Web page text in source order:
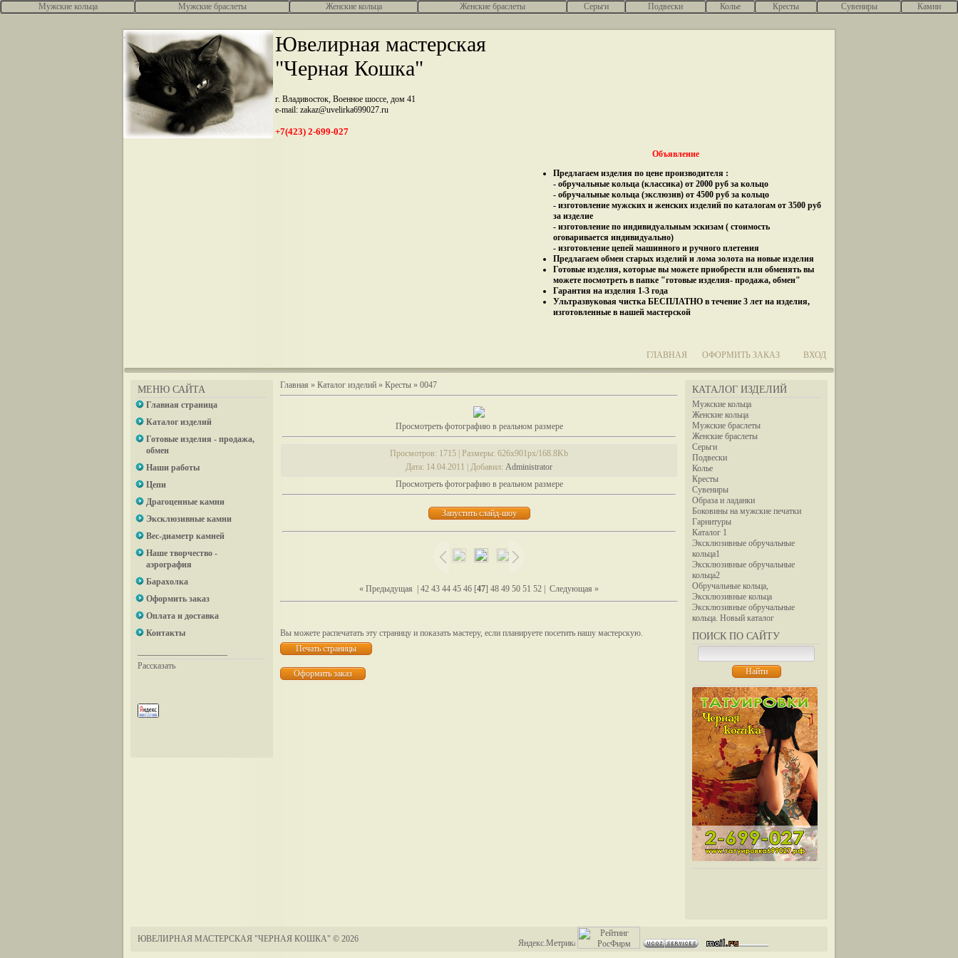
Мужские кольца Мужские браслеты Женcкие кольца Женские браслеты Серьги Подвески Колье Кресты Сувениры Камни
.
Ювелирная мастерская
"Черная Кошка"
г. Владивосток, Военное шоссе, дом 41
e-mail: zakaz@uvelirka699027.ru
+7(423) 2-699-027
Объявление
Предлагаем изделия по цене производителя :
- обручальные кольца (классика) от 2000 руб за кольцо
- обручальные кольца (экслюзив) от 4500 руб за кольцо
- изготовление мужских и женских изделий по каталогам от 3500 руб
за изделие
- изготовление по индивидуальным эскизам ( стоимость
оговаривается индивидуально)
- изготовление цепей машинного и ручного плетения
Предлагаем обмен старых изделий и лома золота на новые изделия
Готовые изделия, которые вы можете приобрести или обменять вы
можете посмотреть в папке "готовые изделия- продажа, обмен"
Гарантия на изделия 1-3 года
Ультразвуковая чистка БЕСПЛАТНО в течение 3 лет на изделия,
изготовленные в нашей мастерской
ГЛАВНАЯ ОФОРМИТЬ ЗАКАЗ ВХОД
МЕНЮ САЙТА
Главная страница
Каталог изделий
Готовые изделия - продажа,
обмен
Наши работы
Цепи
Драгоценные камни
Эксклюзивные камни
Вес-диаметр камней
Наше творчество -
аэрография
Барахолка
Оформить заказ
Оплата и доставка
Контакты
Рассказать
КАТАЛОГ ИЗДЕЛИЙ
Мужские кольца
Женские кольца
Мужские браслеты
Женские браслеты
Серьги
Подвески
Колье
Кресты
Сувениры
Образа и ладанки
Боковины на мужские печатки
Гарнитуры
Каталог 1
Эксклюзивные обручальные
кольца1
Эксклюзивные обручальные
кольца2
Обручальные кольца,
Эксклюзивные кольца
Эксклюзивные обручальные
кольца. Новый каталог
ПОИСК ПО САЙТУ
Главная » Каталог изделий » Кресты » 0047
Просмотреть фотографию в реальном размере
Просмотров: 1715 | Размеры: 626x901px/168.8Kb
Дата: 14.04.2011 | Добавил: Administrator
Просмотреть фотографию в реальном размере
« Предыдущая 42 43 44 45 46 [47] 48 49 50 51 52 Следующая »
Вы можете распечатать эту страницу и показать мастеру, если планируете посетить нашу мастерскую.
ЮВЕЛИРНАЯ МАСТЕРСКАЯ "ЧЕРНАЯ КОШКА" © 2026